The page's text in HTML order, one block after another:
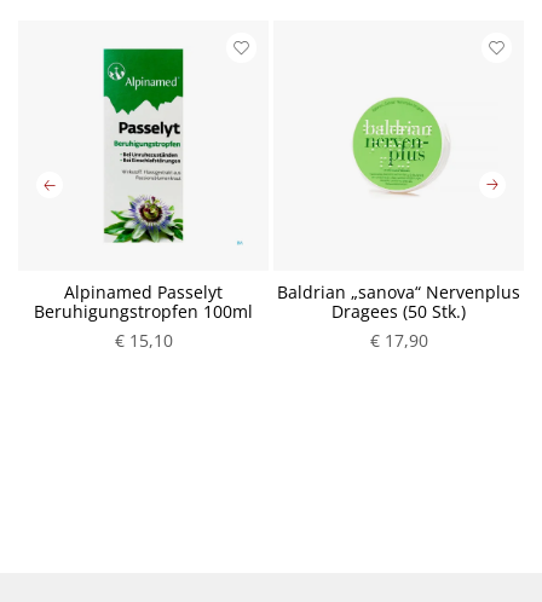
Alpinamed Passelyt
Beruhigungstropfen 100ml
€ 15,10
Baldrian „sanova“ Nervenplus
Dragees (50 Stk.)
€ 17,90
P
P